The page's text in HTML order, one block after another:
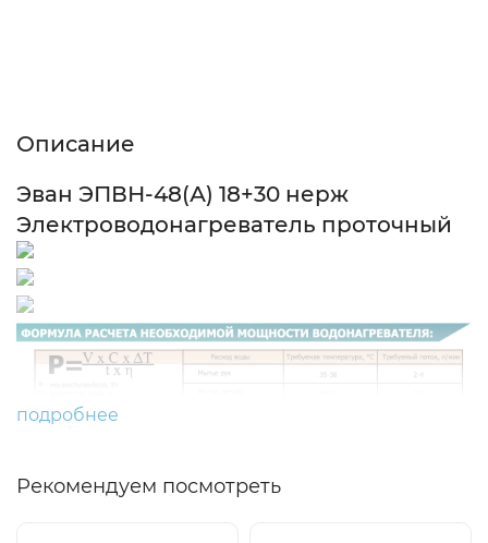
Описание
Эван ЭПВН-48(А) 18+30 нерж
Электроводонагреватель проточный
подробнее
Рекомендуем посмотреть